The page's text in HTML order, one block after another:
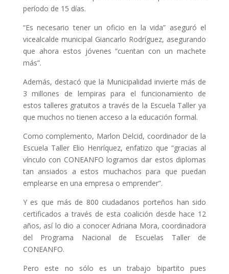
período de 15 días.
“Es necesario tener un oficio en la vida” aseguró el
vicealcalde municipal Giancarlo Rodríguez, asegurando
que ahora estos jóvenes “cuentan con un machete
más”.
Además, destacó que la Municipalidad invierte más de
3 millones de lempiras para el funcionamiento de
estos talleres gratuitos a través de la Escuela Taller ya
que muchos no tienen acceso a la educación formal.
Como complemento, Marlon Delcid, coordinador de la
Escuela Taller Elio Henríquez, enfatizo que “gracias al
vínculo con CONEANFO logramos dar estos diplomas
tan ansiados a estos muchachos para que puedan
emplearse en una empresa o emprender”.
Y es que más de 800 ciudadanos porteños han sido
certificados a través de esta coalición desde hace 12
años, así lo dio a conocer Adriana Mora, coordinadora
del Programa Nacional de Escuelas Taller de
CONEANFO.
Pero este no sólo es un trabajo bipartito pues